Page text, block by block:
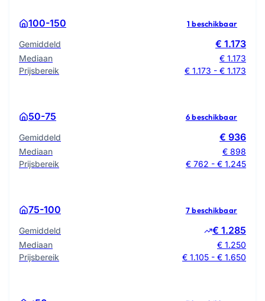
100-150 1 beschikbaar
Gemiddeld € 1.173
Mediaan
€ 1.173
Prijsbereik
€ 1.173 - € 1.173
50-75 6 beschikbaar
Gemiddeld € 936
Mediaan
€ 898
Prijsbereik
€ 762 - € 1.245
75-100 7 beschikbaar
Gemiddeld € 1.285
Mediaan
€ 1.250
Prijsbereik
€ 1.105 - € 1.650